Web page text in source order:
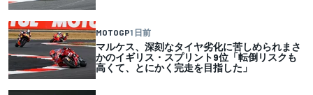
MOTOGP1 日前
マルケス、深刻なタイヤ劣化に苦しめられまさ
かのイギリス・スプリント9位「転倒リスクも
高くて、とにかく完走を目指した」